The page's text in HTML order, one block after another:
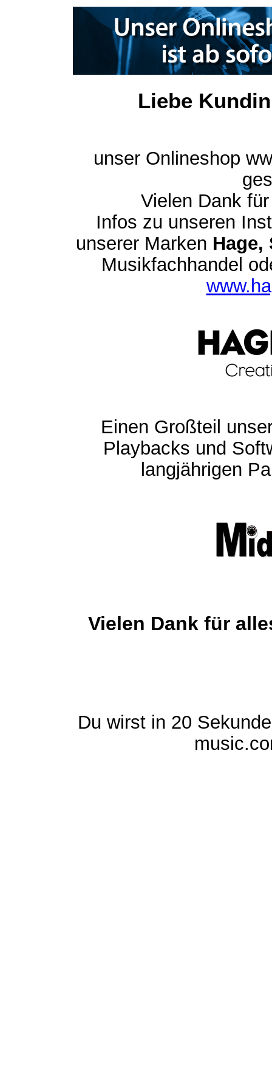
Liebe
unser Onlineshop
Vielen Dank
Infos zu unseren
unserer Marken Hage,
Musikfachhandel
Einen Großteil
Playbacks und
langjährigen
Vielen Dank für
Du wirst in 20